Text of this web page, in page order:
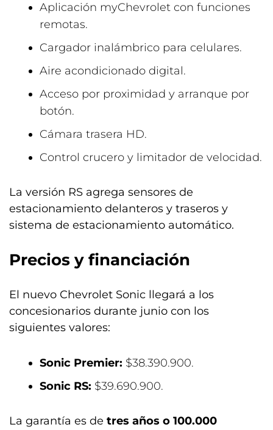
Aplicación myChevrolet con funciones
remotas.
Cargador inalámbrico para celulares.
Aire acondicionado digital.
Acceso por proximidad y arranque por
botón.
Cámara trasera HD.
Control crucero y limitador de velocidad.
La versión RS agrega sensores de
estacionamiento delanteros y traseros y
sistema de estacionamiento automático.
Precios y financiación
El nuevo Chevrolet Sonic llegará a los
concesionarios durante junio con los
siguientes valores:
Sonic Premier: $38.390.900.
Sonic RS: $39.690.900.
La garantía es de tres años o 100.000